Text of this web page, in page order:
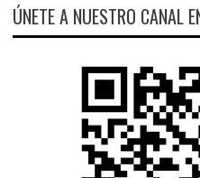
ÚNETE A NUESTRO CANAL